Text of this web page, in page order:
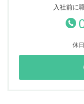
入社前に
休